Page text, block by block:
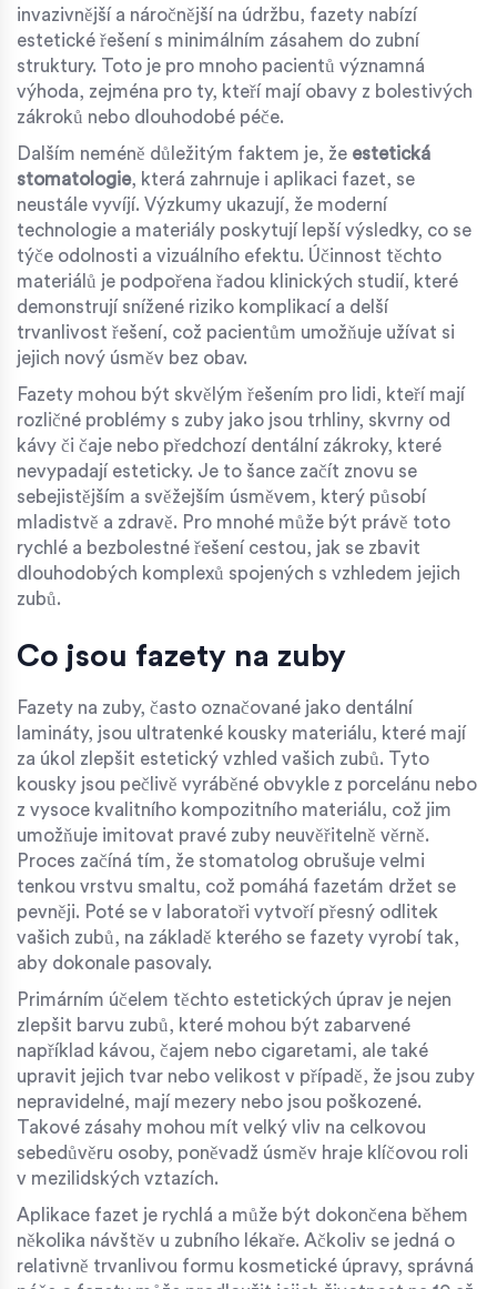
invazivnější a náročnější na údržbu, fazety nabízí
estetické řešení s minimálním zásahem do zubní
struktury. Toto je pro mnoho pacientů významná
výhoda, zejména pro ty, kteří mají obavy z bolestivých
zákroků nebo dlouhodobé péče.
Dalším neméně důležitým faktem je, že estetická
stomatologie, která zahrnuje i aplikaci fazet, se
neustále vyvíjí. Výzkumy ukazují, že moderní
technologie a materiály poskytují lepší výsledky, co se
týče odolnosti a vizuálního efektu. Účinnost těchto
materiálů je podpořena řadou klinických studií, které
demonstrují snížené riziko komplikací a delší
trvanlivost řešení, což pacientům umožňuje užívat si
jejich nový úsměv bez obav.
Fazety mohou být skvělým řešením pro lidi, kteří mají
rozličné problémy s zuby jako jsou trhliny, skvrny od
kávy či čaje nebo předchozí dentální zákroky, které
nevypadají esteticky. Je to šance začít znovu se
sebejistějším a svěžejším úsměvem, který působí
mladistvě a zdravě. Pro mnohé může být právě toto
rychlé a bezbolestné řešení cestou, jak se zbavit
dlouhodobých komplexů spojených s vzhledem jejich
zubů.
Co jsou fazety na zuby
Fazety na zuby, často označované jako dentální
lamináty, jsou ultratenké kousky materiálu, které mají
za úkol zlepšit estetický vzhled vašich zubů. Tyto
kousky jsou pečlivě vyráběné obvykle z porcelánu nebo
z vysoce kvalitního kompozitního materiálu, což jim
umožňuje imitovat pravé zuby neuvěřitelně věrně.
Proces začíná tím, že stomatolog obrušuje velmi
tenkou vrstvu smaltu, což pomáhá fazetám držet se
pevněji. Poté se v laboratoři vytvoří přesný odlitek
vašich zubů, na základě kterého se fazety vyrobí tak,
aby dokonale pasovaly.
Primárním účelem těchto estetických úprav je nejen
zlepšit barvu zubů, které mohou být zabarvené
například kávou, čajem nebo cigaretami, ale také
upravit jejich tvar nebo velikost v případě, že jsou zuby
nepravidelné, mají mezery nebo jsou poškozené.
Takové zásahy mohou mít velký vliv na celkovou
sebedůvěru osoby, poněvadž úsměv hraje klíčovou roli
v mezilidských vztazích.
Aplikace fazet je rychlá a může být dokončena během
několika návštěv u zubního lékaře. Ačkoliv se jedná o
relativně trvanlivou formu kosmetické úpravy, správná